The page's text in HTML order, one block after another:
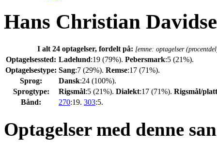
Hans Christian
I alt 24 optagelser, fordelt på: [emne: optagelser
Optagelsessted: Ladelund:19 (79%). Pebersmark:5 (21%).
Optagelsestype: Sang:7 (29%). Remse:17 (71%).
Sprog:
Dansk:24 (100%).
Sprogtype:
Rigsmål:5 (21%). Dialekt:17 (71%). Rigsmål/
Bånd:
270:19. 303:5.
Optagelser med denne